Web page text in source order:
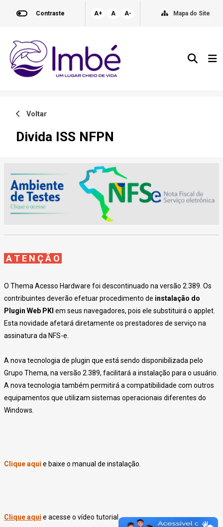
Contraste A+ A A- Mapa do Site
Voltar
Divida ISS NFPN
A T E N Ç Ã O
O Thema Acesso Hardware foi descontinuado na versão 2.389. Os
contribuintes deverão efetuar procedimento de instalação do
Plugin Web PKI em seus navegadores, pois ele substituirá o applet.
Esta novidade afetará diretamente os prestadores de serviço na
assinatura da NFS-e.
A nova tecnologia de plugin que está sendo disponibilizada pelo
Grupo Thema, na versão 2.389, facilitará a instalação para o usuário.
A nova tecnologia também permitirá a compatibilidade com outros
equipamentos que utilizam sistemas operacionais diferentes do
Windows.
Clique aqui e baixe o manual de instalação.
Clique aqui e acesse o vídeo tutorial.